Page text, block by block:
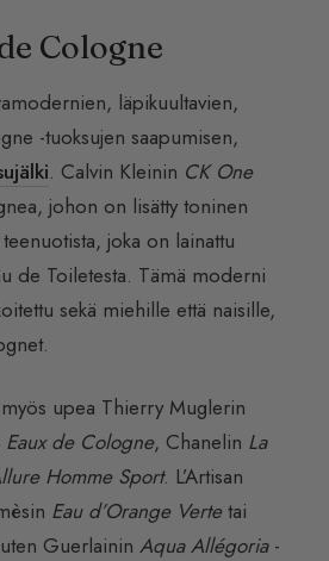
Cologne
läpikuultavien,
-tuoksujen saapumisen,
. Calvin Kleinin CK One
johon on lisätty toninen
joka on lainattu
de Toiletesta. Tämä moderni
sekä miehille että naisille,
upea Thierry Muglerin
Eaux de Cologne, Chanelin La
Homme Sport. L’Artisan
Eau d’Orange Vertetai
Guerlainin Aqua Allégoria-